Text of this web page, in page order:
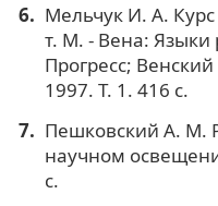
Мельчук И. А.
т. М. - Вена: Языки
Прогресс;
1997. Т. 1. 416 с.
Пешковский А. М.
научном
с.